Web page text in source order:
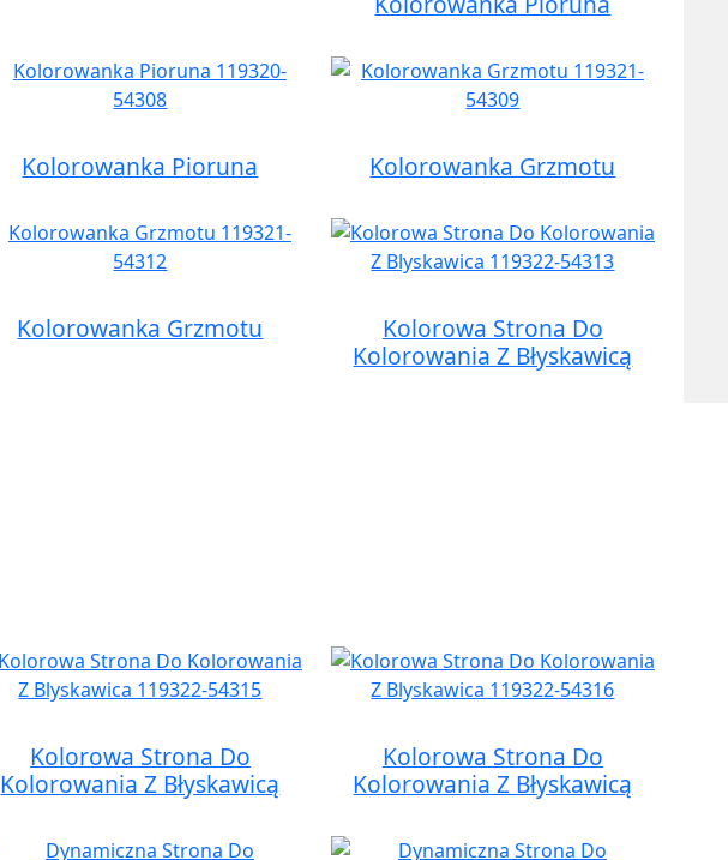
Kolorowanka Pioruna Kolorowanka Grzmotu
Kolorowanka Grzmotu
Kolorowa Strona Do
Kolorowania Z Błyskawicą
Kolorowa Strona Do
Kolorowania Z Błyskawicą
Kolorowa Strona Do
Kolorowania Z Błyskawicą